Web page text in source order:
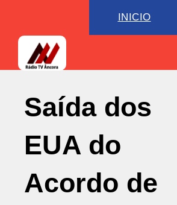
INICIO
Saída dos
EUA do
Acordo de